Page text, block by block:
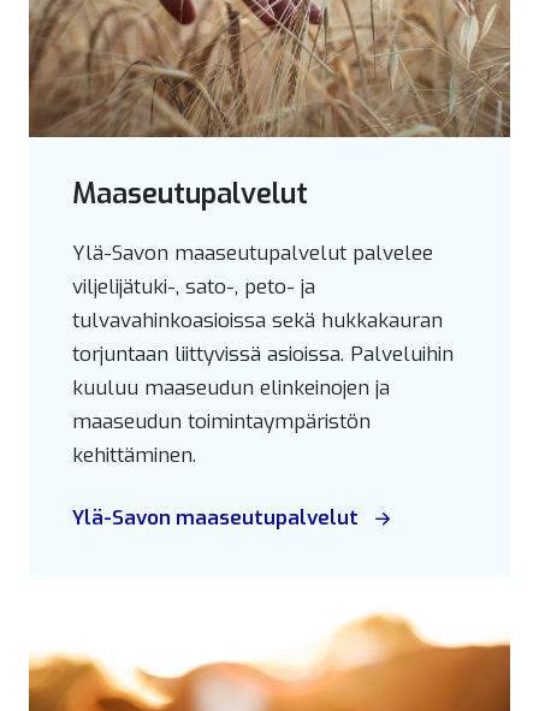
Maaseutupalvelut
Ylä-Savon maaseutupalvelut palvelee
viljelijätuki-, sato-, peto- ja
tulvavahinkoasioissa sekä hukkakauran
torjuntaan liittyvissä asioissa. Palveluihin
kuuluu maaseudun elinkeinojen ja
maaseudun toimintaympäristön
kehittäminen.
Ylä-Savon maaseutupalvelut